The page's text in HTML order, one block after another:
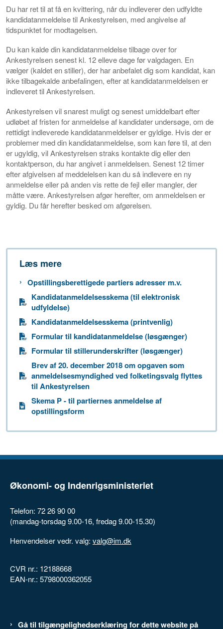
Du har ret til at få en kvittering, når du indleverer den udfyldte
kandidatanmeldelse til Ankestyrelsen, med angivelse af
tidspunktet for modtagelsen.
Du kan kalde din kandidatanmeldelse tilbage over for
Ankestyrelsen senest kl. 12 elleve dage før valgdagen. En
vælger (kaldet en stiller), der har anbefalet dig som kandidat, kan
ikke tilbagekalde anbefalingen, efter at kandidatanmeldelsen er
indleveret til Ankestyrelsen.
Ankestyrelsen vil snarest muligt og senest umiddelbart efter
udløbet af fristen for anmeldelse af kandidater undersøge, om de
rettidigt indleverede kandidatanmeldelser er gyldige. Hvis der er
problemer med din kandidatanmeldelse, som kan føre til, at den
er ugyldig, vil Ankestyrelsen straks kontakte dig eller den
kontaktperson, du har angivet i anmeldelsen. Senest 12 timer
efter afgivelsen af meddelelsen kan du så indlevere en ny
anmeldelse eller på anden vis rette de fejl eller mangler, der
måtte være. Ankestyrelsen afgør herefter, om anmeldelsen er
gyldig. Du får herefter besked om afgørelsen.
Læs mere
Opstillingsberettigede partiers adresser m.v.
Kandidatanmeldelsesskema (til elektronisk
udfyldelse)
Kandidatanmeldelsesskema (printvenlig)
Formular til kandidatanmeldelse (løsgænger)
Formular til stillerunderskrifter (løsgænger)
Brev af 20. december 2018 om opgaven som
anmeldelsesmyndighed ved folketingsvalg flyttes
til Ankestyrelsen
Skema P - til partiernes anmeldelse af
opstillingsform
Økonomi- og Indenrigsministeriet
Telefon: 72 26 90 00
(mandag-torsdag 9.00-16, fredag 9.00-15.30)
Henvendelser vedr. valg: valg@im.dk
CVR nr.: 12188668
EAN-nr.: 5798000362055
Gå til tilgængelighedserklæring for dette website på